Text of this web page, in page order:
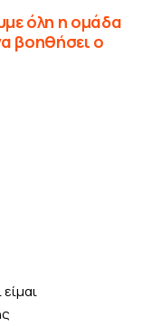
όλη η ομάδα
βοηθήσει ο